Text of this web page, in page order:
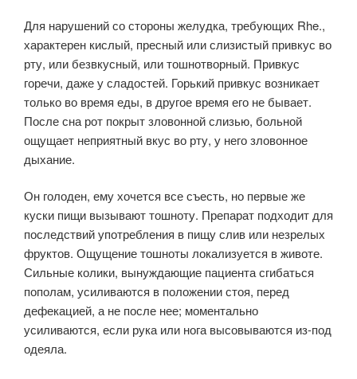
Для нарушений со стороны желудка, требующих Rhe.,
характерен кислый, пресный или слизистый привкус во
рту, или безвкусный, или тошнотворный. Привкус
горечи, даже у сладостей. Горький привкус возникает
только во время еды, в другое время его не бывает.
После сна рот покрыт зловонной слизью, больной
ощущает неприятный вкус во рту, у него зловонное
дыхание.
Он голоден, ему хочется все съесть, но первые же
куски пищи вызывают тошноту. Препарат подходит для
последствий употребления в пищу слив или незрелых
фруктов. Ощущение тошноты локализуется в животе.
Сильные колики, вынуждающие пациента сгибаться
пополам, усиливаются в положении стоя, перед
дефекацией, а не после нее; моментально
усиливаются, если рука или нога высовываются из-под
одеяла.